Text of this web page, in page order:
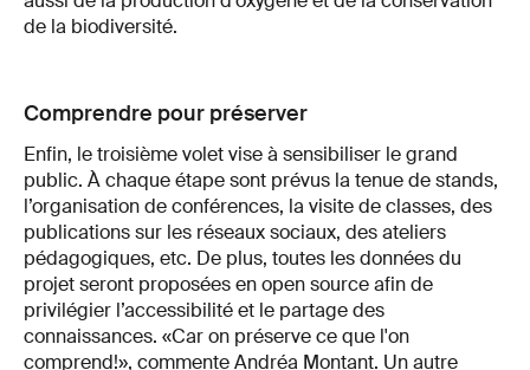
de la biodiversité.
Comprendre pour préserver
Enfin, le troisième volet vise à sensibiliser le grand
public. À chaque étape sont prévus la tenue de stands,
l’organisation de conférences, la visite de classes, des
publications sur les réseaux sociaux, des ateliers
pédagogiques, etc. De plus, toutes les données du
projet seront proposées en open source afin de
privilégier l’accessibilité et le partage des
connaissances. «Car on préserve ce que l'on
comprend!», commente Andréa Montant. Un autre